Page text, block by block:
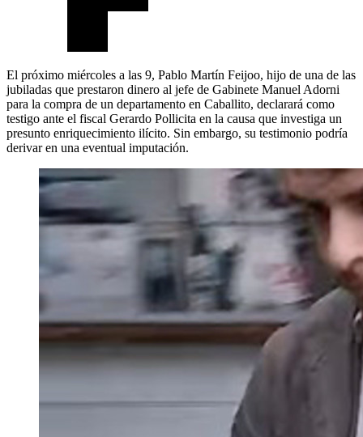
El próximo miércoles a las 9, Pablo Martín Feijoo, hijo de una de las
jubiladas que prestaron dinero al jefe de Gabinete Manuel Adorni
para la compra de un departamento en Caballito, declarará como
testigo ante el fiscal Gerardo Pollicita en la causa que investiga un
presunto enriquecimiento ilícito. Sin embargo, su testimonio podría
derivar en una eventual imputación.